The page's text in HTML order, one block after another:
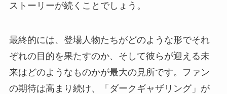
ストーリーが続くことでしょう。
最終的には、登場人物たちがどのような形でそれ
ぞれの目的を果たすのか、そして彼らが迎える未
来はどのようなものかが最大の見所です。ファン
の期待は高まり続け、「ダークギャザリング」が